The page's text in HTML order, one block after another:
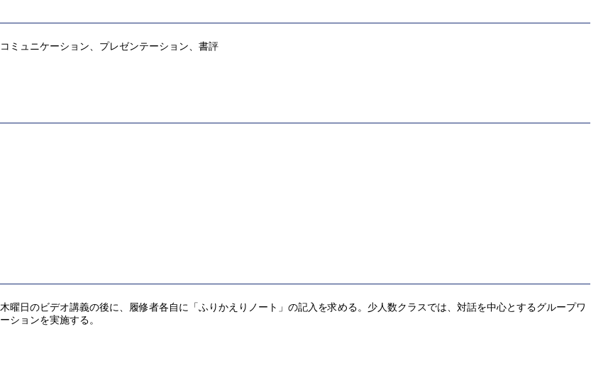
ミュニケーション、プレゼンテーション、書評
曜日のビデオ講義の後に、履修者各自に「ふりかえりノート」の記入を求める。少人数クラスでは、対話を中心とするグループワ
ションを実施する。